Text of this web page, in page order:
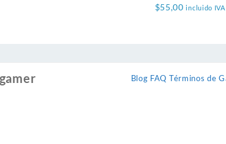
$55,00 incluido IVA
Blog FAQ Términos de